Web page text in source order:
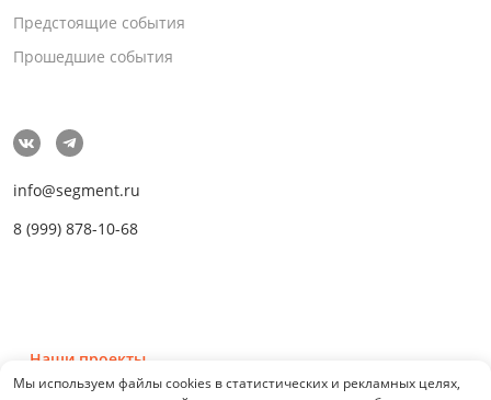
Предстоящие события
Прошедшие события
info@segment.ru
8 (999) 878-10-68
Наши проекты
Мы используем файлы cookies в статистических и рекламных целях,